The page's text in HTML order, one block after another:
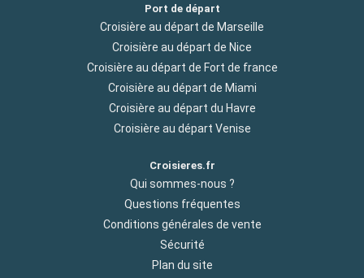
Port de départ
Croisière au départ de Marseille
Croisière au départ de Nice
Croisière au départ de Fort de france
Croisière au départ de Miami
Croisière au départ du Havre
Croisière au départ Venise
Croisieres.fr
Qui sommes-nous ?
Questions fréquentes
Conditions générales de vente
Sécurité
Plan du site